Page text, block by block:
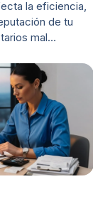
la eficiencia,
de tu
mal…